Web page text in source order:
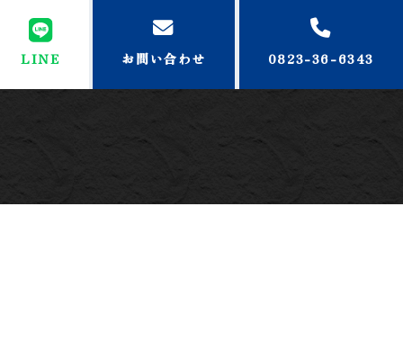
LINE お問い合わせ 0823-36-6343